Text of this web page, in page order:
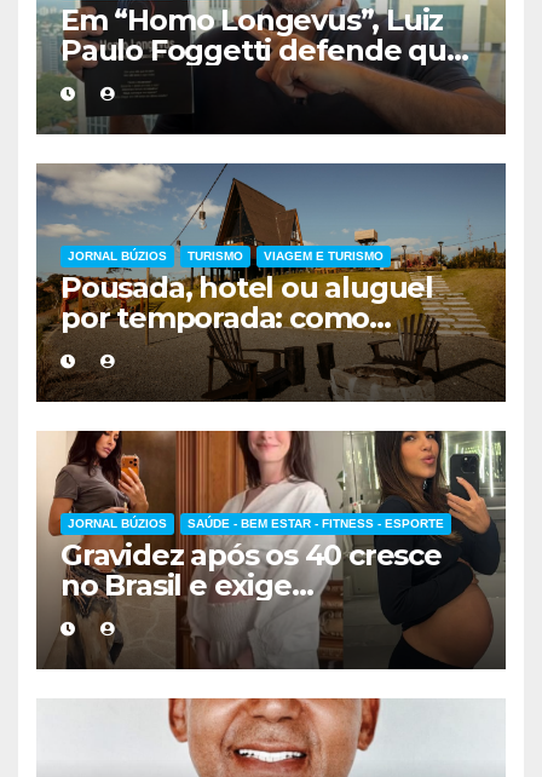
Em “Homo Longevus”, Luiz
Paulo Foggetti defende que
viver mais exigirá uma nova
forma de encarar a vida
JORNAL BÚZIOS TURISMO VIAGEM E TURISMO
Pousada, hotel ou aluguel
por temporada: como
escolher a melhor
hospedagem
JORNAL BÚZIOS SAÚDE - BEM ESTAR - FITNESS - ESPORTE
Gravidez após os 40 cresce
no Brasil e exige
acompanhamento médico
mais cuidadoso